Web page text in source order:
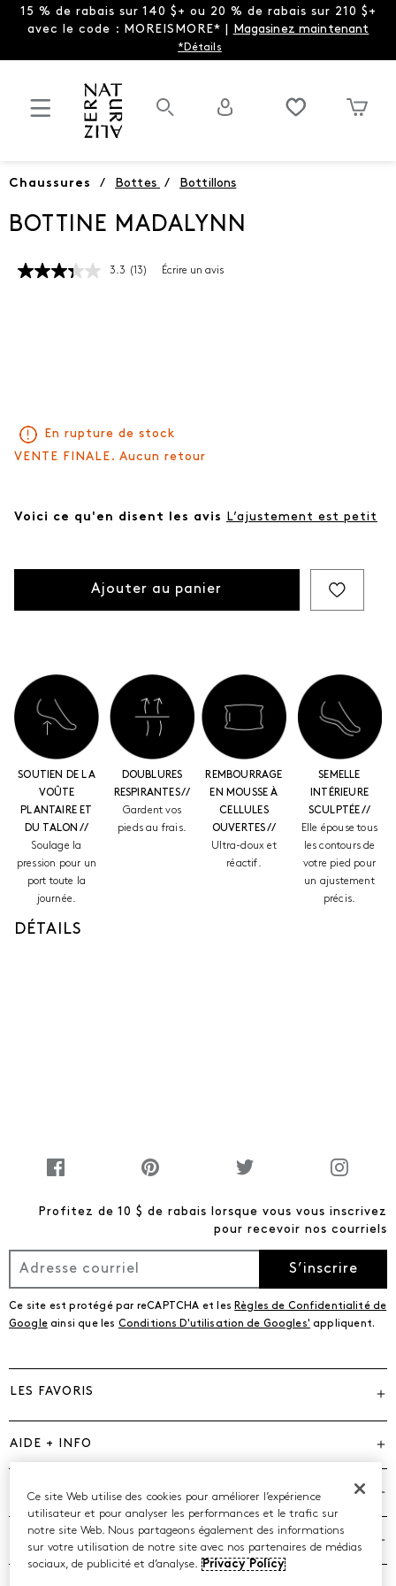
15 % de rabais sur 140 $+ ou 20 % de rabais sur 210 $+
avec le code : MOREISMORE* | Magasinez maintenant
*Détails
Chaussures / Bottes / Bottillons
BOTTINE MADALYNN
3.3 Lire
(13) Écrire un avis
En rupture de stock
VENTE FINALE. Aucun retour
Voici ce qu'en disent les avis L’ajustement est petit
Ajouter au panier
SOUTIEN DE LA
VOÛTE
PLANTAIRE ET
DU TALON //
Soulage la
pression pour un
port toute la
journée.
DOUBLURES
RESPIRANTES //
Gardent vos
pieds au frais.
REMBOURRAGE
EN MOUSSE À
CELLULES
OUVERTES //
Ultra-doux et
réactif.
SEMELLE
INTÉRIEURE
SCULPTÉE //
Elle épouse tous
les contours de
votre pied pour
un ajustement
précis.
DÉTAILS
Profitez de 10 $ de rabais lorsque vous vous inscrivez
pour recevoir nos courriels
S’inscrire
Ce site est protégé par reCAPTCHA et les Règles de Confidentialité de
Googleainsi que les Conditions D'utilisation de Googles' appliquent.
LES FAVORIS
AIDE + INFO
MARQUES
Ce site Web utilise des cookies pour améliorer l’expérience
utilisateur et pour analyser les performances et le trafic sur
notre site Web. Nous partageons également des informations
sur votre utilisation de notre site avec nos partenaires de médias
sociaux, de publicité et d’analyse. Privacy Policy